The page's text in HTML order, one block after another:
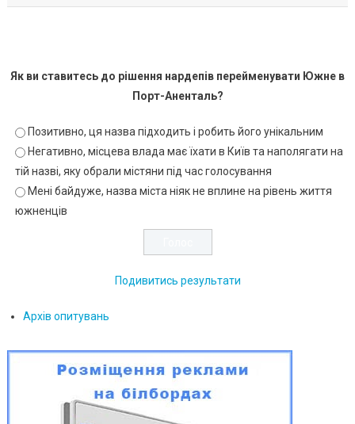
Як ви ставитесь до рішення нардепів перейменувати Южне в
Порт-Аненталь?
Позитивно, ця назва підходить і робить його унікальним
Негативно, місцева влада має їхати в Київ та наполягати на
тій назві, яку обрали містяни під час голосування
Мені байдуже, назва міста ніяк не вплине на рівень життя
южненців
Подивитись результати
Архів опитувань